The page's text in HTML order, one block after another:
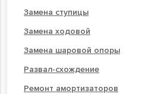
Замена ступицы
Замена ходовой
Замена шаровой опоры
Развал-схождение
Ремонт амортизаторов